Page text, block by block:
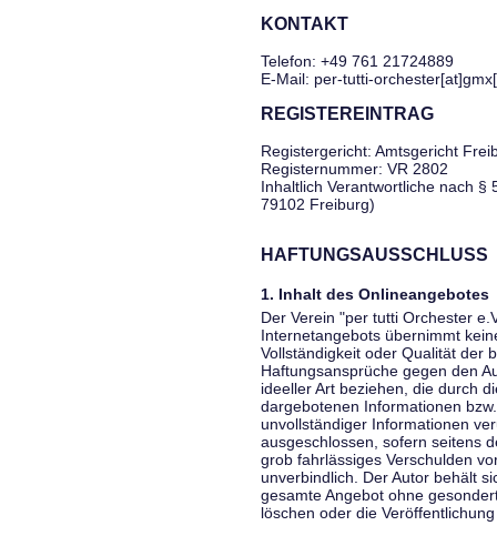
KONTAKT
Telefon: +49 761 21724889
E-Mail: per-tutti-
REGISTEREINTRAG
Registergericht: Amtsgericht
Registernummer: VR 2802
Inhaltlich Verantwortliche nach §
79102 Freiburg)
HAFTUNGSAUSSCHLUSS
1. Inhalt des Onlineangebotes
Der Verein "per tutti Orchester
Internetangebots übernimmt
Vollständigkeit oder Qualität der
Haftungsansprüche gegen den
ideeller Art beziehen, die durch
dargebotenen Informationen
unvollständiger Informationen
ausgeschlossen, sofern seitens
grob fahrlässiges Verschulden
unverbindlich. Der Autor behält
gesamte Angebot ohne
löschen oder die